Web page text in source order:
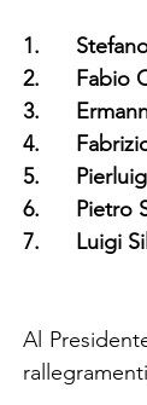
1.
2.
Fabio
3.
4.
5.
6.
Pietro
7.
Luigi
Al